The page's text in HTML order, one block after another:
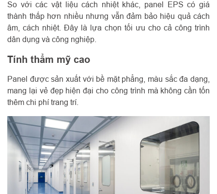
So với các vật liệu cách nhiệt khác, panel EPS có giá
thành thấp hơn nhiều nhưng vẫn đảm bảo hiệu quả cách
âm, cách nhiệt. Đây là lựa chọn tối ưu cho cả công trình
dân dụng và công nghiệp.
Tính thẩm mỹ cao
Panel được sản xuất với bề mặt phẳng, màu sắc đa dạng,
mang lại vẻ đẹp hiện đại cho công trình mà không cần tốn
thêm chi phí trang trí.